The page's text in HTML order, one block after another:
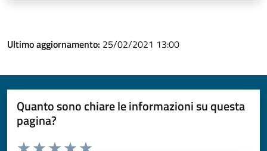
Ultimo aggiornamento: 25/02/2021 13:00
Quanto sono chiare le informazioni su questa
pagina?
Valuta da 1 a 5 stelle la pagina